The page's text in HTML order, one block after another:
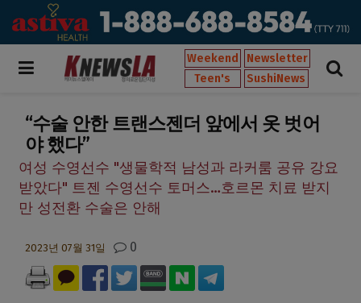
Weekend
Newsletter
Teen's
SushiNews
“수술 안한 트랜스젠더 앞에서 옷 벗어
야 했다”
여성 수영선수 "생물학적 남성과 라커룸 공유 강요
받았다" 트젠 수영선수 토머스…호르몬 치료 받지
만 성전환 수술은 안해
2023년 07월 31일 0